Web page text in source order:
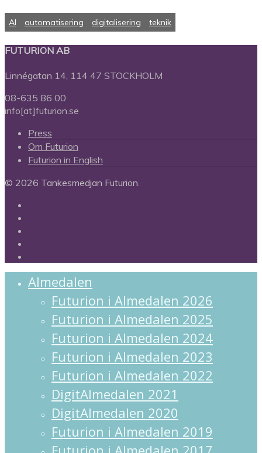
AI automatisering digitalisering teknik
FUTURION AB
Linnégatan 14, 114 47 STOCKHOLM
08-635 86 00
info[at]futurion.se
Press
Om Futurion
Futurion in English
© 2026 Tankesmedjan Futurion.
Almedalen
Futurion i Almedalen 2026
Futurion i Almedalen 2025
Futurion i Almedalen 2024
Futurion i Almedalen 2023
Futurion i Almedalen 2022
DigitAlmedalen 2021
DigitAlmedalen 2020
Futurion i Almedalen 2019